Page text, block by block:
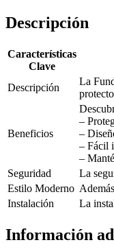
Descripción
Características
Clave
Descripción
La
Beneficios
–
–
– Fácil
–
Seguridad
La
Estilo Moderno
Instalación
La
Información